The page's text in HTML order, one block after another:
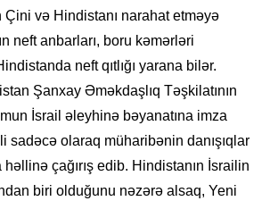
və Hindistanı narahat etməyə
neft anbarları, boru kəmərləri
neft qıtlığı yarana bilər.
Şanxay Əməkdaşlıq Təşkilatının
İsrail əleyhinə bəyanatına imza
sadəcə olaraq müharibənin danışıqlar
çağırış edib. Hindistanın İsrailin
biri olduğunu nəzərə alsaq, Yeni